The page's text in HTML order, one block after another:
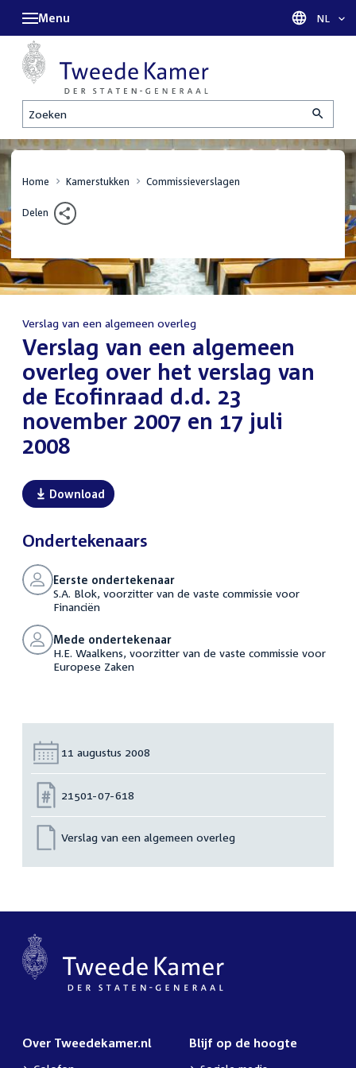
Zoeken
Menu Taal
NL
Home Kamerstukken Commissieverslagen
Delen
Verslag van een algemeen overleg
:Verslag van een algemeen
overleg over het verslag van
de Ecofinraad d.d. 23
november 2007 en 17 juli
2008
Download
Ondertekenaars
Eerste ondertekenaar
S.A. Blok, voorzitter van de vaste commissie voor
Financiën
Mede ondertekenaar
H.E. Waalkens, voorzitter van de vaste commissie voor
Europese Zaken
Datum:
11 augustus 2008
Nummer:
21501-07-618
Verslag van een algemeen overleg
Over Tweedekamer.nl Blijf op de hoogte